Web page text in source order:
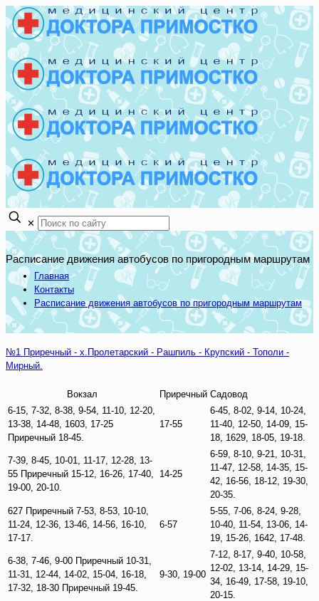
✕
Расписание движения автобусов по пригородным маршрутам
Главная
Контакты
Расписание движения автобусов по пригородным маршрутам
№1 Приречный - х.Пролетарский - Рашпиль - Крупский - Тополи -
Мирный.
Вокзал Приречный Садовод
6-15, 7-32, 8-38, 9-54, 11-10, 12-20,
13-38, 14-48, 1603, 17-25
Приречный 18-45.
17-55
6-45, 8-02, 9-14, 10-24,
11-40, 12-50, 14-09, 15-
18, 1629, 18-05, 19-18.
7-39, 8-45, 10-01, 11-17, 12-28, 13-
55 Приречный 15-12, 16-26, 17-40,
19-00, 20-10.
14-25
6-59, 8-10, 9-21, 10-31,
11-47, 12-58, 14-35, 15-
42, 16-56, 18-12, 19-30,
20-35.
627 Приречный 7-53, 8-53, 10-10,
11-24, 12-36, 13-46, 14-56, 16-10,
17-17.
6-57
5-55, 7-06, 8-24, 9-28,
10-40, 11-54, 13-06, 14-
19, 15-26, 1642, 17-48.
6-38, 7-46, 9-00 Приречный 10-31,
11-31, 12-44, 14-02, 15-04, 16-18,
17-32, 18-30 Приречный 19-45.
9-30, 19-00
7-12, 8-17, 9-40, 10-58,
12-02, 13-14, 14-29, 15-
34, 16-49, 17-58, 19-10,
20-15.